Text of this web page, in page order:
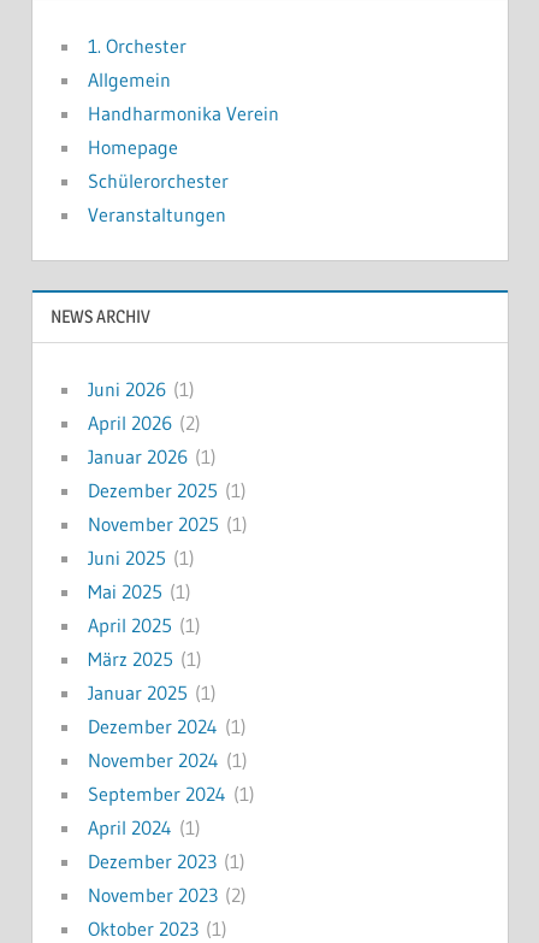
1. Orchester
Allgemein
Handharmonika Verein
Homepage
Schülerorchester
Veranstaltungen
NEWS ARCHIV
Juni 2026(1)
April 2026(2)
Januar 2026(1)
Dezember 2025 (1)
November 2025 (1)
Juni 2025 (1)
Mai 2025 (1)
April 2025 (1)
März 2025 (1)
Januar 2025 (1)
Dezember 2024 (1)
November 2024 (1)
September 2024 (1)
April 2024 (1)
Dezember 2023(1)
November 2023(2)
Oktober 2023(1)